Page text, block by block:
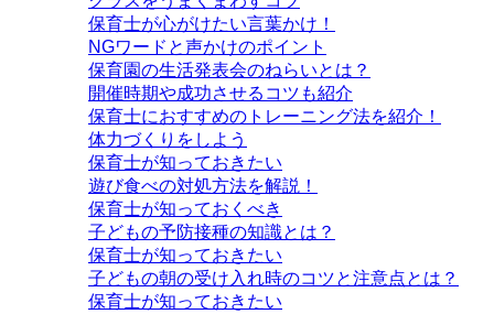
保育士が心がけたい言葉かけ！
NGワードと声かけのポイント
保育園の生活発表会のねらいとは？
開催時期や成功させるコツも紹介
保育士におすすめのトレーニング法を紹介！
体力づくりをしよう
保育士が知っておきたい
遊び食べの対処方法を解説！
保育士が知っておくべき
子どもの予防接種の知識とは？
保育士が知っておきたい
子どもの朝の受け入れ時のコツと注意点とは？
保育士が知っておきたい